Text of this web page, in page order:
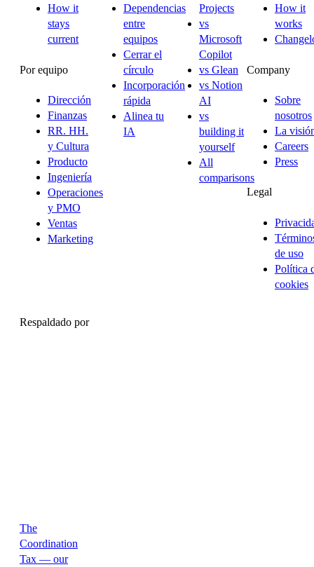
How it
stays
current
Por equipo
Dirección
Finanzas
RR. HH.
y Cultura
Producto
Ingeniería
Operaciones
y PMO
Ventas
Marketing
Dependencias
entre
equipos
Cerrar el
círculo
Incorporación
rápida
Alinea tu
IA
Projects
vs
Microsoft
Copilot
vs Glean
vs Notion
AI
vs
building it
yourself
All
comparisons
How it
works
Company
Sobre
nosotros
La
Careers
Press
Legal
de uso
Política
cookies
Respaldado por
The
Coordination
Tax — our